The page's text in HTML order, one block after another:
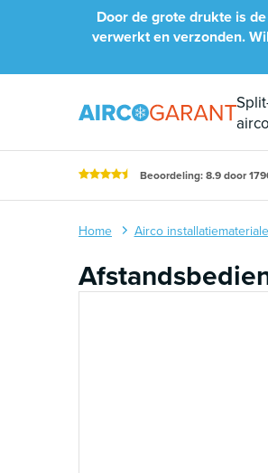
Door de grote drukte is
verwerkt en verzonden.
Beoordeling: 8.9 door
Home Airco